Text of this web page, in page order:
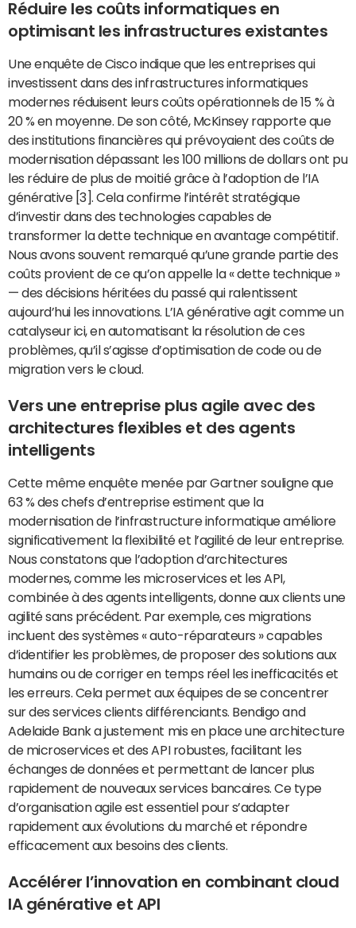
Réduire les coûts informatiques en
optimisant les infrastructures existantes
Une enquête de Cisco indique que les entreprises qui
investissent dans des infrastructures informatiques
modernes réduisent leurs coûts opérationnels de 15 % à
20 % en moyenne. De son côté, McKinsey rapporte que
des institutions financières qui prévoyaient des coûts de
modernisation dépassant les 100 millions de dollars ont pu
les réduire de plus de moitié grâce à l’adoption de l’IA
générative [3]. Cela confirme l’intérêt stratégique
d’investir dans des technologies capables de
transformer la dette technique en avantage compétitif.
Nous avons souvent remarqué qu’une grande partie des
coûts provient de ce qu’on appelle la « dette technique »
— des décisions héritées du passé qui ralentissent
aujourd’hui les innovations. L’IA générative agit comme un
catalyseur ici, en automatisant la résolution de ces
problèmes, qu’il s’agisse d’optimisation de code ou de
migration vers le cloud.
Vers une entreprise plus agile avec des
architectures flexibles et des agents
intelligents
Cette même enquête menée par Gartner souligne que
63 % des chefs d’entreprise estiment que la
modernisation de l’infrastructure informatique améliore
significativement la flexibilité et l’agilité de leur entreprise.
Nous constatons que l’adoption d’architectures
modernes, comme les microservices et les API,
combinée à des agents intelligents, donne aux clients une
agilité sans précédent. Par exemple, ces migrations
incluent des systèmes « auto-réparateurs » capables
d’identifier les problèmes, de proposer des solutions aux
humains ou de corriger en temps réel les inefficacités et
les erreurs. Cela permet aux équipes de se concentrer
sur des services clients différenciants. Bendigo and
Adelaide Bank a justement mis en place une architecture
de microservices et des API robustes, facilitant les
échanges de données et permettant de lancer plus
rapidement de nouveaux services bancaires. Ce type
d’organisation agile est essentiel pour s’adapter
rapidement aux évolutions du marché et répondre
efficacement aux besoins des clients.
Accélérer l’innovation en combinant cloud
IA générative et API